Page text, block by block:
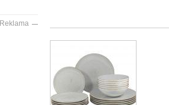
Reklama